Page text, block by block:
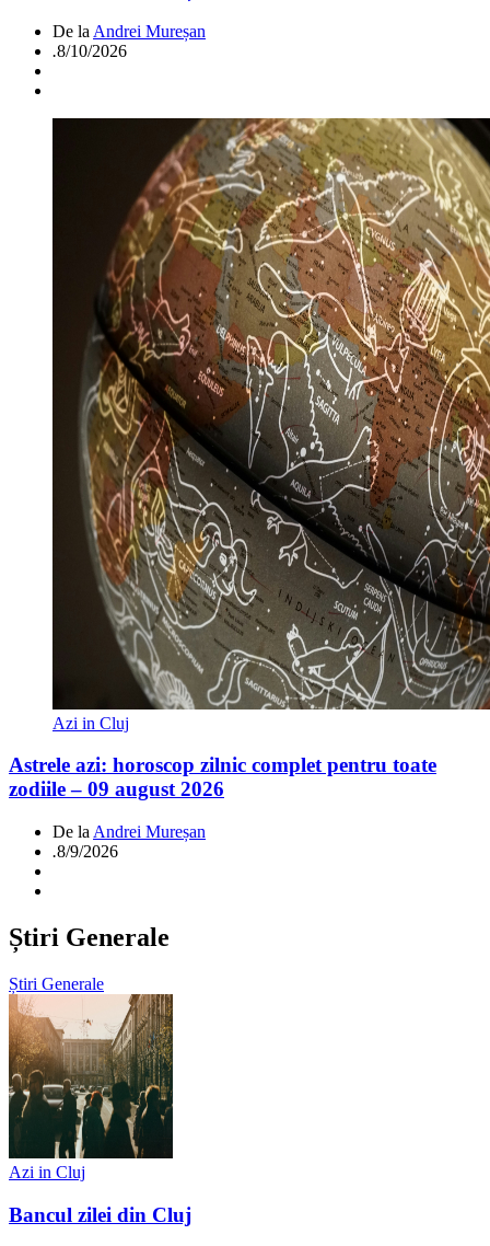
De la Andrei Mureșan
.8/10/2026
Azi in Cluj
Astrele azi: horoscop zilnic complet pentru toate
zodiile – 09 august 2026
De la Andrei Mureșan
.8/9/2026
Știri Generale
Știri Generale
Azi in Cluj
Bancul zilei din Cluj